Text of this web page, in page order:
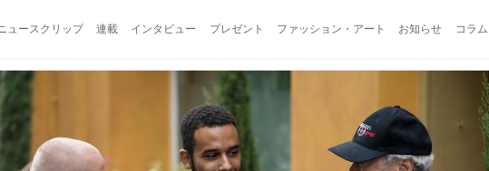
ュースクリップ 連載 インタビュー プレゼント ファッション・アート お知らせ コラム